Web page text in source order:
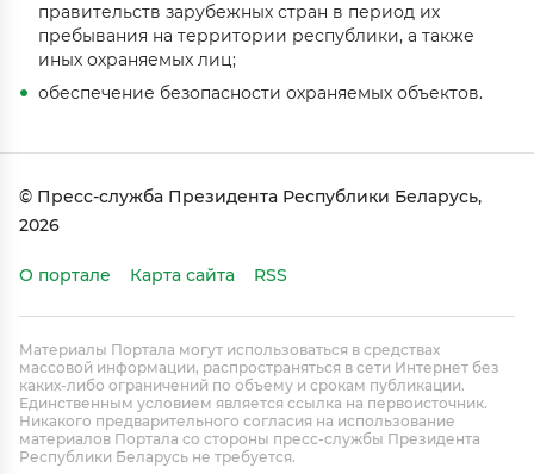
правительств зарубежных стран в период их
пребывания на территории республики, а также
иных охраняемых лиц;
обеспечение безопасности охраняемых объектов.
© Пресс-служба Президента Республики Беларусь,
2026
О портале Карта сайта RSS
Материалы Портала могут использоваться в средствах
массовой информации, распространяться в сети Интернет без
каких-либо ограничений по объему и срокам публикации.
Единственным условием является ссылка на первоисточник.
Никакого предварительного согласия на использование
материалов Портала со стороны пресс-службы Президента
Республики Беларусь не требуется.